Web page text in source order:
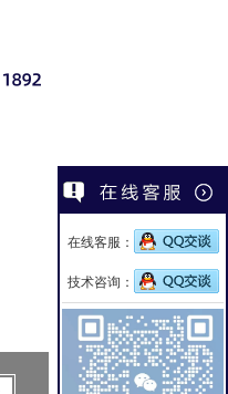
CSI-Z650电动
在线客服：
技术咨询：